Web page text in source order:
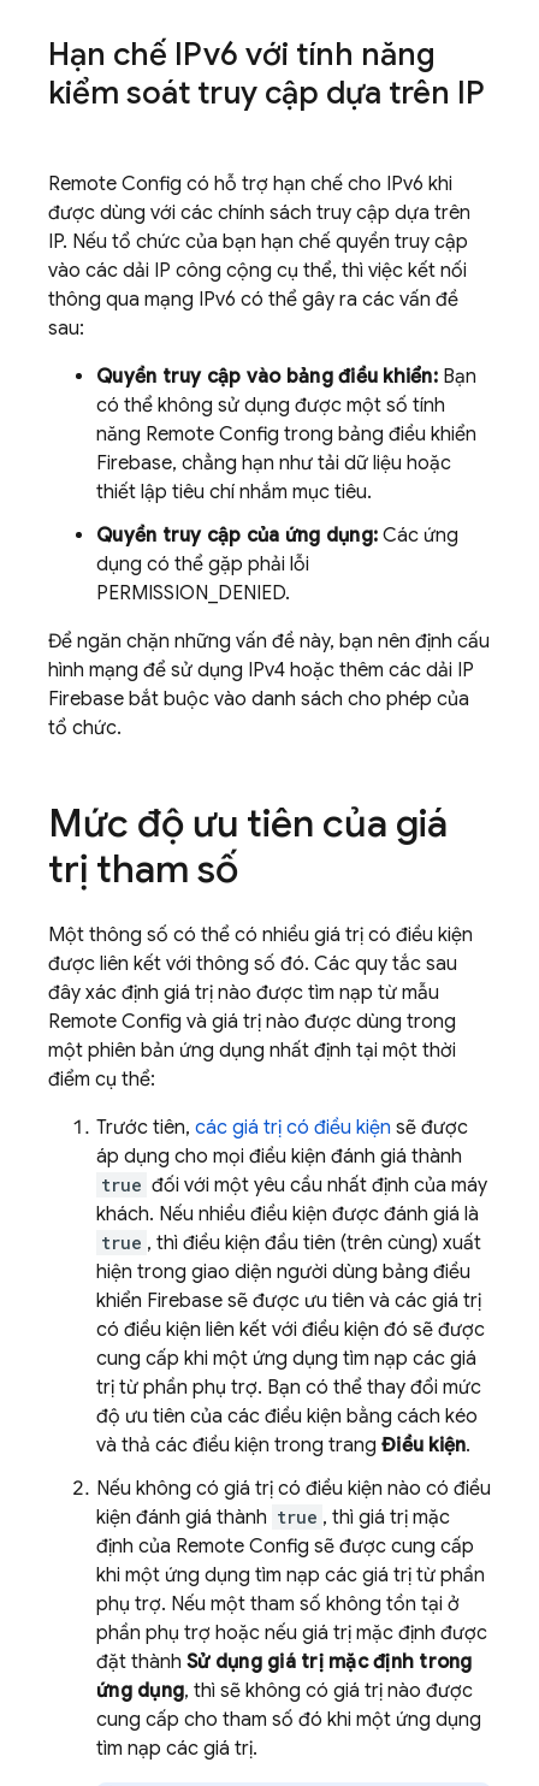
Hạn chế IPv6 với tính năng
kiểm soát truy cập dựa trên IP
Remote Config có hỗ trợ hạn chế cho IPv6 khi
được dùng với các chính sách truy cập dựa trên
IP. Nếu tổ chức của bạn hạn chế quyền truy cập
vào các dải IP công cộng cụ thể, thì việc kết nối
thông qua mạng IPv6 có thể gây ra các vấn đề
sau:
Quyền truy cập vào bảng điều khiển:Bạn
có thể không sử dụng được một số tính
năng Remote Config trong bảng điều khiển
Firebase, chẳng hạn như tải dữ liệu hoặc
thiết lập tiêu chí nhắm mục tiêu.
Quyền truy cập của ứng dụng: Các ứng
dụng có thể gặp phải lỗi
PERMISSION_DENIED.
Để ngăn chặn những vấn đề này, bạn nên định cấu
hình mạng để sử dụng IPv4 hoặc thêm các dải IP
Firebase bắt buộc vào danh sách cho phép của
tổ chức.
Mức độ ưu tiên của giá
trị tham số
Một thông số có thể có nhiều giá trị có điều kiện
được liên kết với thông số đó. Các quy tắc sau
đây xác định giá trị nào được tìm nạp từ mẫu
Remote Config và giá trị nào được dùng trong
một phiên bản ứng dụng nhất định tại một thời
điểm cụ thể:
Trước tiên, các giá trị có điều kiện sẽ được
áp dụng cho mọi điều kiện đánh giá thành
true đối với một yêu cầu nhất định của máy
khách. Nếu nhiều điều kiện được đánh giá là
true , thì điều kiện đầu tiên (trên cùng) xuất
hiện trong giao diện người dùng bảng điều
khiển Firebase sẽ được ưu tiên và các giá trị
có điều kiện liên kết với điều kiện đó sẽ được
cung cấp khi một ứng dụng tìm nạp các giá
trị từ phần phụ trợ. Bạn có thể thay đổi mức
độ ưu tiên của các điều kiện bằng cách kéo
và thả các điều kiện trong trang Điều kiện.
Nếu không có giá trị có điều kiện nào có điều
kiện đánh giá thành true , thì giá trị mặc
định của Remote Config sẽ được cung cấp
khi một ứng dụng tìm nạp các giá trị từ phần
phụ trợ. Nếu một tham số không tồn tại ở
phần phụ trợ hoặc nếu giá trị mặc định được
đặt thành Sử dụng giá trị mặc định trong
ứng dụng, thì sẽ không có giá trị nào được
cung cấp cho tham số đó khi một ứng dụng
tìm nạp các giá trị.